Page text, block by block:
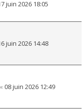
juin 2026 18:05
juin 2026 14:48
« 08 juin 2026 12:49